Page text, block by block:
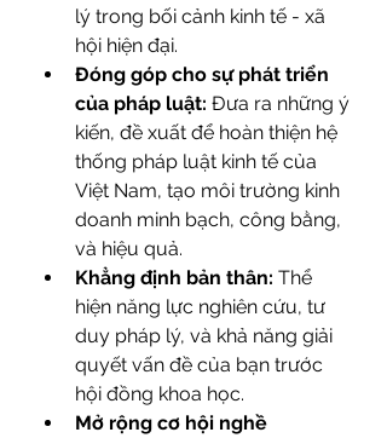
lý trong bối cảnh kinh tế - xã
hội hiện đại.
Đóng góp cho sự phát triển
của pháp luật: Đưa ra những ý
kiến, đề xuất để hoàn thiện hệ
thống pháp luật kinh tế của
Việt Nam, tạo môi trường kinh
doanh minh bạch, công bằng,
và hiệu quả.
Khẳng định bản thân: Thể
hiện năng lực nghiên cứu, tư
duy pháp lý, và khả năng giải
quyết vấn đề của bạn trước
hội đồng khoa học.
Mở rộng cơ hội nghề